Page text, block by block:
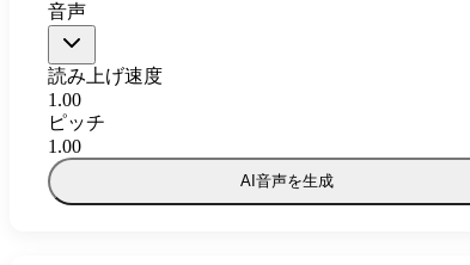
音声
読み上げ速度
1.00
ピッチ
1.00
AI音声を生成